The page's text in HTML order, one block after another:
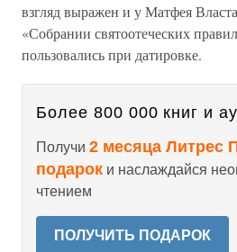
взгляд выражен и у Матфея
«Собрании святоотеческих
пользовались при датировке.
Более 800 000 книг и
Получи 2 месяца Литрес
подарок и наслаждайся
чтением
ПОЛУЧИТЬ ПОДАРОК